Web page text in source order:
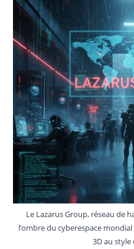
Le Lazarus Group, réseau de
l’ombre du cyberespace
3D au